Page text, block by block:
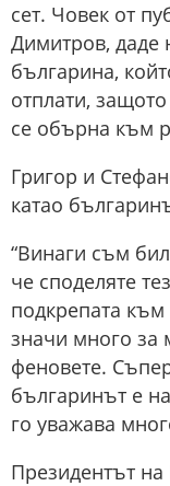
сет. Човек от
Димитров, даде
българина,
отплати,
се обърна към
Григор и
катао
“Винаги съм
че споделяте
подкрепата
значи много за
феновете.
българинът е
го уважава
Президентът